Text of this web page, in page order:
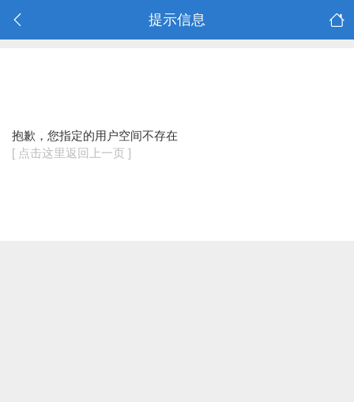
提示信息
抱歉，您指定的用户空间不存在
[ 点击这里返回上一页 ]